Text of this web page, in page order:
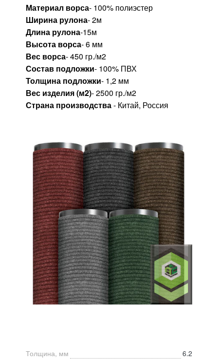
Материал ворса- 100% полиэстер
Ширина рулона- 2м
Длина рулона-15м
Высота ворса- 6 мм
Вес ворса- 450 гр./м2
Состав подложки- 100% ПВХ
Толщина подложки- 1,2 мм
Вес изделия (м2)- 2500 гр./м2
Страна производства- Китай, Россия
Толщина, мм
6.2